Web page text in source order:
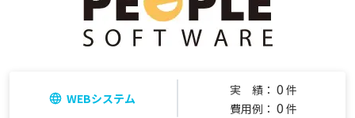
WEBシステム
実 績： 0 件
費用例： 0 件